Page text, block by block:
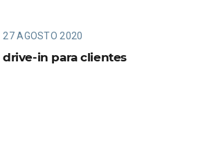
27 AGOSTO 2020
drive-in para clientes